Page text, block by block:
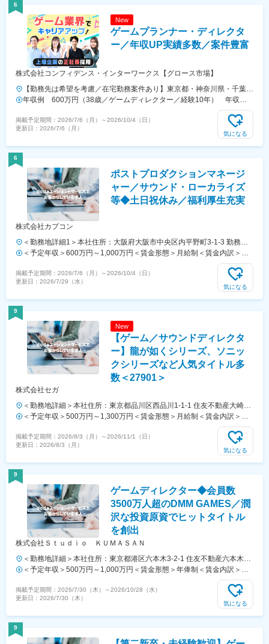
6
New
ゲームプランナー・ディレクタ
ー／年収UP実績多数／案件豊富
株式会社コンフィデンス・インターワークス【グロース市場】
【勤務先は希望を考慮／在宅勤務案件あり】東京都・神奈川県・千葉
県・埼玉県・大阪府・京都府・兵庫県・福岡県・佐賀県のプロジェクト
先または本社・各支店（大阪・福岡）※U・Iターン歓迎【特に下記エリ
アはプロジェクト多数】渋谷・新宿（東新宿）・六本木・銀座・恵比
寿・池袋・目黒・五反田・市ヶ谷・秋葉原・東京・田町・品川・大崎・
就業中※一部在宅勤務・リモートワークの案件も！※年単位の長期案件
が多数！※希望しない転勤なし【本社】東京都新宿区新宿2-19-1 ビッグ
ス新宿ビル10F【大阪支店】大阪府大阪市北区西天満2-6-8堂島ビルヂ
ング7F【福岡支店】福岡県福岡市中央区天神1-4-1 西日本新聞会館
15F［新宿QAスタジオ］★デバッグを担うQAチーム専用スタジオ東京
都新宿区新宿２-19-13 坂善新宿ビル9F※受動喫煙対策：敷地内喫煙可
能場所あり
年収例 600万円（38歳／ゲームディレクター／経験10年） 年収
掲載予定期間： 2026/7/6（月） ～2026/10/4（日）
更新日： 2026/7/6（月）
気になる
6
ポストプロダクションマネージ
ャー／サウンド・ローカライズ
等◆土日祝休み／福利厚生充実
株式会社カプコン
＜勤務地詳細1＞本社住所：大阪府大阪市中央区内平野町3-1-3 勤務地
最寄駅：大阪メトロ谷町線／京阪電鉄線／天満橋駅受動喫煙対策：屋内
全面禁煙＜勤務地詳細2＞東京支店住所：東京都新宿区西新宿二丁目1
番1号 新宿三井ビル受動喫煙対策：屋内全面禁煙変更の範囲：会社の
定める事業所
＜予定年収＞600万円～1,000万円＜賃金形態＞月給制＜賃金内訳＞月
額（基本給）：380,000円～640,000円＜月給＞380,000円～640,000円
＜昇給有無＞有＜残業手当＞有＜給与補足＞※経験・能力等を考慮の
上、当社規定により決定します。■給与改定：年1回■賞与：年2回
掲載予定期間： 2026/7/6（月） ～2026/10/4（日）
更新日： 2026/7/29（水）
気になる
9
New
【ゲーム／サウンドディレクタ
ー】龍が如くシリーズ、ソニッ
クシリーズなど人気タイトル多
数＜27901＞
株式会社セガ
＜勤務地詳細＞本社住所：東京都品川区西品川1-1-1 住友不動産大崎ガ
ーデンタワー勤務地最寄駅：JR線・りんかい線／大崎駅受動喫煙対
策：屋内全面禁煙変更の範囲：会社の定める事業所（リモートワーク含
む）
＜予定年収＞500万円～1,300万円＜賃金形態＞月給制＜賃金内訳＞月
額（基本給）：312,500円～812,500円＜月給＞312,500円～812,500円
＜昇給有無＞有＜残業手当＞有＜給与補足＞※経験・能力を考慮の上、
当社規定により決定いたします。■昇給：年1回■賞与：年2回（6月、
掲載予定期間： 2026/8/3（月） ～2026/11/1（日）
更新日： 2026/8/3（月）
気になる
9
ゲームディレクター◆会員数
3500万人超のDMM GAMES／潤
沢な投資原資でヒットタイトル
を創出
株式会社Ｓｔｕｄｉｏ ＫＵＭＡＳＡＮ
＜勤務地詳細＞本社住所：東京都港区六本木3-2-1 住友不動産六本木グ
ランドタワー24階受動喫煙対策：屋内全面禁煙
＜予定年収＞500万円～1,000万円＜賃金形態＞年俸制＜賃金内訳＞年
額（基本給）：3,691,992円～7,400,000円固定残業手当/月：109,000
円～217,000円（固定残業時間45時間0分/月）超過した時間外労働の残
業手当は追加支給＜月額＞416,666円～833,666円（12分割）（一律手
掲載予定期間： 2026/7/30（木） ～2026/10/28（水）
更新日： 2026/7/30（木）
気になる
9